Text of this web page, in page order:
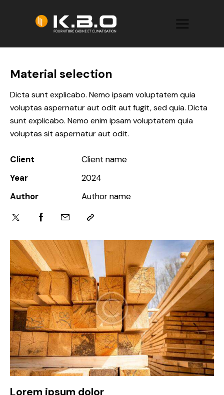
Material selection
Dicta sunt explicabo. Nemo ipsam voluptatem quia
voluptas aspernatur aut odit aut fugit, sed quia. Dicta
sunt explicabo. Nemo enim ipsam voluptatem quia
voluptas sit aspernatur aut odit.
Client
Client name
Year
2024
Author
Author name
Lorem ipsum dolor